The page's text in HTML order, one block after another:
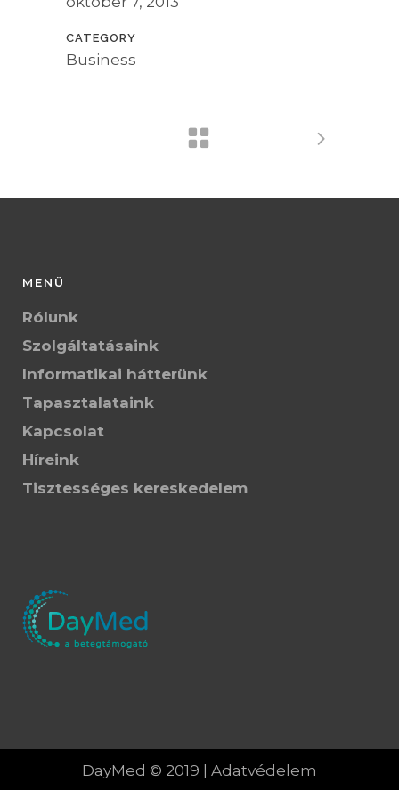
CATEGORY
Business
MENÜ
Rólunk
Szolgáltatásaink
Informatikai hátterünk
Tapasztalataink
Kapcsolat
Híreink
Tisztességes kereskedelem
DayMed © 2019 | Adatvédelem